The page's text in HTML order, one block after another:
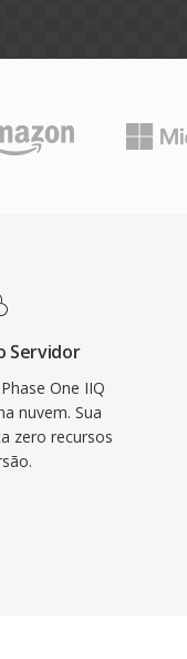
Servidor
One IIQ
nuvem. Sua
zero recursos